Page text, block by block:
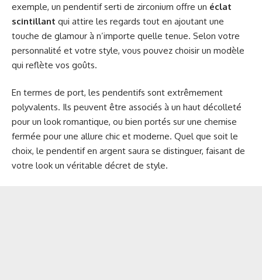
exemple, un pendentif serti de zirconium offre un éclat
scintillant qui attire les regards tout en ajoutant une
touche de glamour à n’importe quelle tenue. Selon votre
personnalité et votre style, vous pouvez choisir un modèle
qui reflète vos goûts.
En termes de port, les pendentifs sont extrêmement
polyvalents. Ils peuvent être associés à un haut décolleté
pour un look romantique, ou bien portés sur une chemise
fermée pour une allure chic et moderne. Quel que soit le
choix, le pendentif en argent saura se distinguer, faisant de
votre look un véritable décret de style.